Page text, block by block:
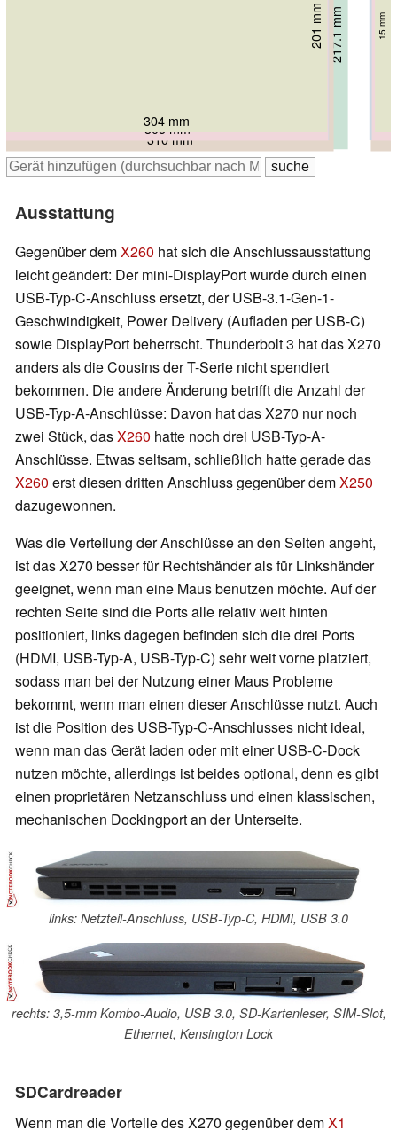
323.5 mm
217.1 mm 15.95 mm
310 mm
218.9 mm 18.9 mm
305.5 mm
208.5 mm 20.3 mm
305 mm
209 mm 18 mm
304 mm
201 mm 15 mm
Ausstattung
Gegenüber demX260 hat sich die Anschlussausstattung
leicht geändert: Der mini-DisplayPort wurde durch einen
USB-Typ-C-Anschluss ersetzt, der USB-3.1-Gen-1-
Geschwindigkeit, Power Delivery (Aufladen per USB-C)
sowie DisplayPort beherrscht. Thunderbolt 3 hat das X270
anders als die Cousins der T-Serie nicht spendiert
bekommen. Die andere Änderung betrifft die Anzahl der
USB-Typ-A-Anschlüsse: Davon hat das X270 nur noch
zwei Stück, dasX260 hatte noch drei USB-Typ-A-
Anschlüsse. Etwas seltsam, schließlich hatte gerade das
X260 erst diesen dritten Anschluss gegenüber demX250
dazugewonnen.
Was die Verteilung der Anschlüsse an den Seiten angeht,
ist das X270 besser für Rechtshänder als für Linkshänder
geeignet, wenn man eine Maus benutzen möchte. Auf der
rechten Seite sind die Ports alle relativ weit hinten
positioniert, links dagegen befinden sich die drei Ports
(HDMI, USB-Typ-A, USB-Typ-C) sehr weit vorne platziert,
sodass man bei der Nutzung einer Maus Probleme
bekommt, wenn man einen dieser Anschlüsse nutzt. Auch
ist die Position des USB-Typ-C-Anschlusses nicht ideal,
wenn man das Gerät laden oder mit einer USB-C-Dock
nutzen möchte, allerdings ist beides optional, denn es gibt
einen proprietären Netzanschluss und einen klassischen,
mechanischen Dockingport an der Unterseite.
links: Netzteil-Anschluss, USB-Typ-C, HDMI, USB 3.0
rechts: 3,5-mm Kombo-Audio, USB 3.0, SD-Kartenleser, SIM-Slot,
Ethernet, Kensington Lock
SDCardreader
Wenn man die Vorteile des X270 gegenüber demX1